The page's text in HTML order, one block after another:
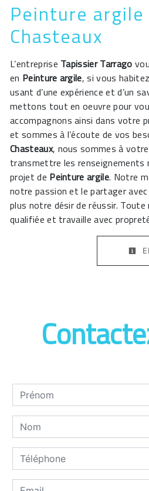
Peinture argile
Chasteaux
L’entreprise Tapissier Tarrago
en Peinture argile, si vous
usant d’une expérience et d’un
mettons tout en oeuvre pour
accompagnons ainsi dans votre
et sommes à l’écoute de vos
Chasteaux, nous sommes à
transmettre les renseignements
projet de Peinture argile. Notre
notre passion et le partager
plus notre désir de réussir.
qualifiée et travaille avec